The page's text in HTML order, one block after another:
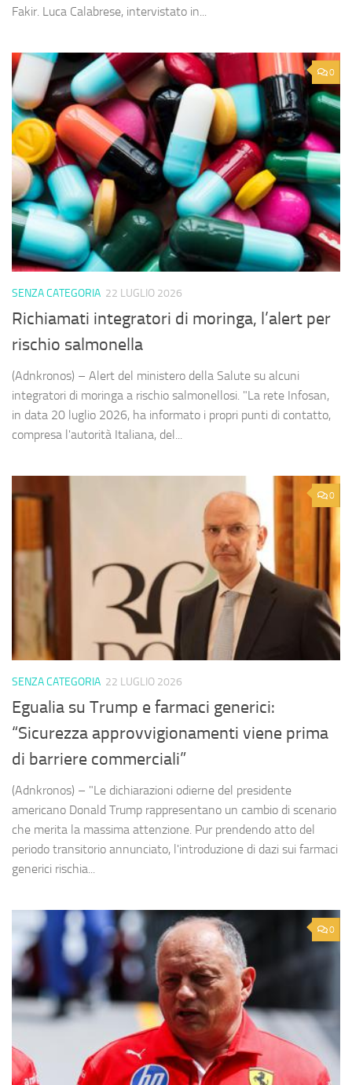
Fakir. Luca Calabrese, intervistato in...
0
SENZA CATEGORIA 22 LUGLIO 2026
Richiamati integratori di moringa, l’alert per
rischio salmonella
(Adnkronos) – Alert del ministero della Salute su alcuni
integratori di moringa a rischio salmonellosi. "La rete Infosan,
in data 20 luglio 2026, ha informato i propri punti di contatto,
compresa l'autorità Italiana, del...
0
SENZA CATEGORIA 22 LUGLIO 2026
Egualia su Trump e farmaci generici:
“Sicurezza approvvigionamenti viene prima
di barriere commerciali”
(Adnkronos) – "Le dichiarazioni odierne del presidente
americano Donald Trump rappresentano un cambio di scenario
che merita la massima attenzione. Pur prendendo atto del
periodo transitorio annunciato, l'introduzione di dazi sui farmaci
generici rischia...
0